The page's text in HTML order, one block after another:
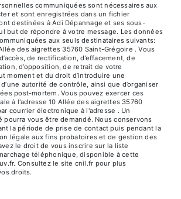
communiquées sont nécessaires aux
et sont enregistrées dans un fichier
destinées à Adi Dépannage et ses sous-
but de répondre à votre message. Les données
aux seuls destinataires suivants:
des aigrettes 35760 Saint-Grégoire . Vous
de rectification, d’effacement, de
d’opposition, de retrait de votre
moment et du droit d’introduire une
autorité de contrôle, ainsi que d’organiser
post-mortem. Vous pouvez exercer ces
à l'adresse 10 Allée des aigrettes 35760
courrier électronique à l'adresse . Un
vous être demandé. Nous conservons
la période de prise de contact puis pendant la
légale aux fins probatoires et de gestion des
le droit de vous inscrire sur la liste
téléphonique, disponible à cette
. Consultez le site cnil.fr pour plus
droits.